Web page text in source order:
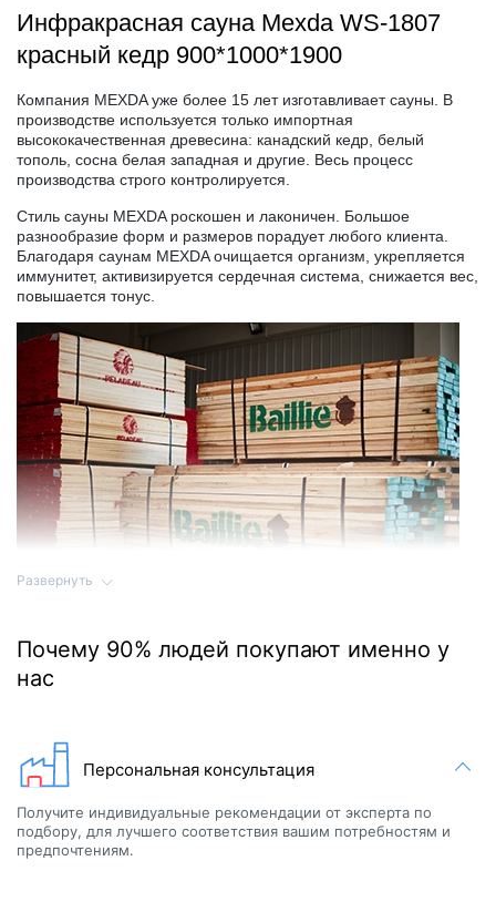
Инфракрасная сауна Mexda WS-1807
красный кедр 900*1000*1900
Компания MEXDAуже более 15 лет изготавливает сауны. В
производстве используется только импортная
высококачественная древесина: канадский кедр, белый
тополь, сосна белая западная и другие. Весь процесс
производства строго контролируется.
Стиль сауны MEXDAроскошен и лаконичен. Большое
разнообразие форм и размеров порадует любого клиента.
Благодаря саунам MEXDAочищается организм, укрепляется
иммунитет, активизируется сердечная система, снижается вес,
повышается тонус.
Высококачественные сауны производятся только из
высококачественной древесины. Натуральное дерево,
используемое в производстве сауны, импортируется из-за
Развернуть
Почему 90% людей покупают именно у
нас
Персональная консультация
Получите индивидуальные рекомендации от эксперта по
подбору, для лучшего соответствия вашим потребностям и
предпочтениям.